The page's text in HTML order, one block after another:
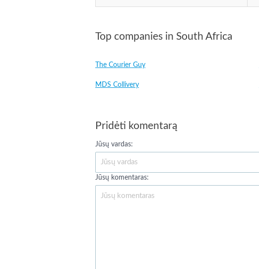
Top companies in South Africa
The Courier Guy
MDS Collivery
Pridėti komentarą
Jūsų vardas:
Jūsų komentaras: